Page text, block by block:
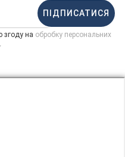
ПІДПИСАТИСЯ
згоду на обробку персональних